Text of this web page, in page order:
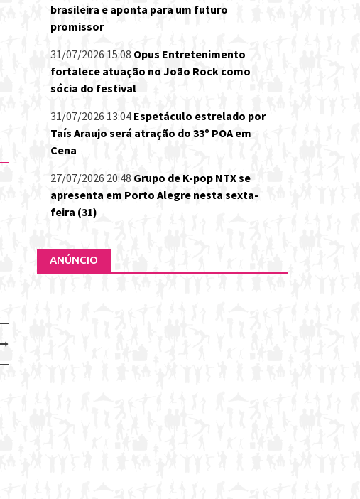
brasileira e aponta para um futuro
promissor
31/07/2026 15:08 Opus Entretenimento
fortalece atuação no João Rock como
sócia do festival
31/07/2026 13:04 Espetáculo estrelado por
Taís Araujo será atração do 33º POA em
Cena
27/07/2026 20:48 Grupo de K-pop NTX se
apresenta em Porto Alegre nesta sexta-
feira (31)
ANÚNCIO